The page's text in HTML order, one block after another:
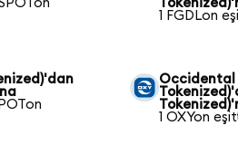
1 FGDLon
Occidental
1 OXYon